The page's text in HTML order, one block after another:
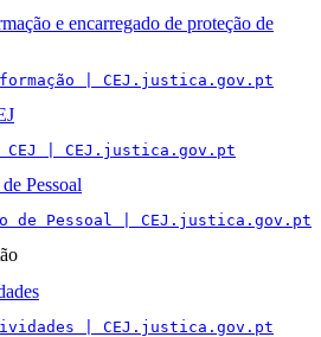
e encarregado de proteção de
| CEJ.justica.gov.pt
| CEJ.justica.gov.pt
Pessoal
de Pessoal | CEJ.justica.gov.pt
| CEJ.justica.gov.pt